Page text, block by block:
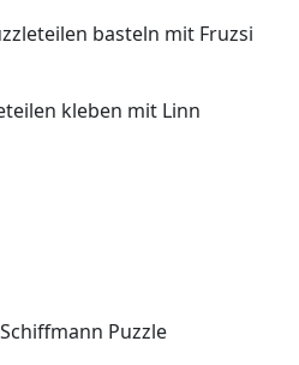
basteln mit Fruzsi
kleben mit Linn
Puzzle